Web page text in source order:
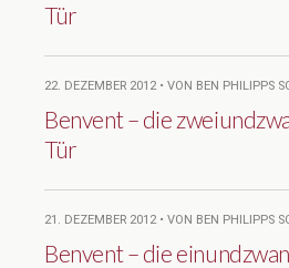
Tür
22. DEZEMBER 2012 • VON BEN PHILIPPS
Benvent – die
Tür
21. DEZEMBER 2012 • VON BEN PHILIPPS
Benvent – die